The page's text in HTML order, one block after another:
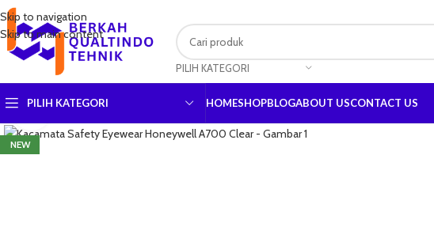
Skip to navigation
Skip to main content
PILIH KATEGORI
PILIH KATEGORI HOMESHOPBLOGABOUT USCONTACT US
NEW
Click to enlarge